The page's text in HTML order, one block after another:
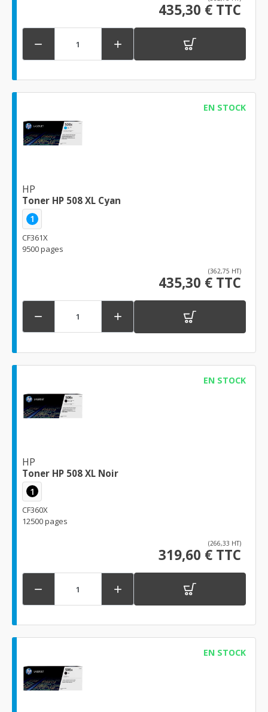
435,30 € TTC
 
EN STOCK
HP
Toner HP 508 XL Cyan
1
CF361X
9500 pages
(362,75 HT)
435,30 € TTC
 
EN STOCK
HP
Toner HP 508 XL Noir
1
CF360X
12500 pages
(266,33 HT)
319,60 € TTC
 
EN STOCK